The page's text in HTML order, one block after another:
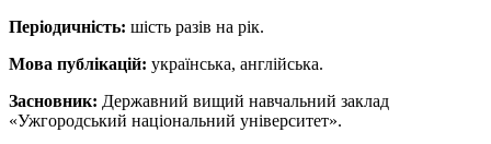
Періодичність: шість разів на рік.
Мова публікацій: українська, англійська.
Засновник: Державний вищий навчальний заклад
«Ужгородський національний університет».